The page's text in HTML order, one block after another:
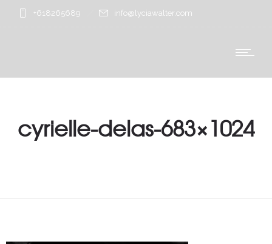
+618265689 info@lyciawalter.com
cyrielle-delas-683×1024